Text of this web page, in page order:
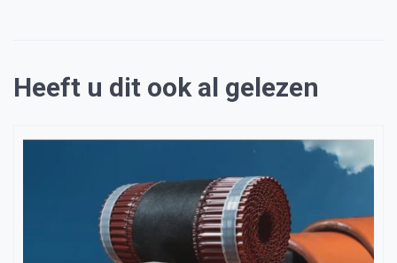
Heeft u dit ook al gelezen